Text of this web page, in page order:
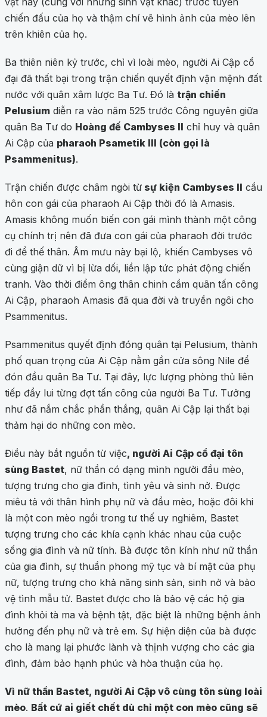
chiến đấu của họ và thậm chí vẽ hình ảnh của mèo lên
trên khiên của họ.
Ba thiên niên kỷ trước, chỉ vì loài mèo, người Ai Cập cổ
đại đã thất bại trong trận chiến quyết định vận mệnh đất
nước với quân xâm lược Ba Tư. Đó là trận chiến
Pelusium diễn ra vào năm 525 trước Công nguyên giữa
quân Ba Tư do Hoàng đế Cambyses II chỉ huy và quân
Ai Cập của pharaoh Psametik III (còn gọi là
Psammenitus).
Trận chiến được châm ngòi từ sự kiện Cambyses II cầu
hôn con gái của pharaoh Ai Cập thời đó là Amasis.
Amasis không muốn biến con gái mình thành một công
cụ chính trị nên đã đưa con gái của pharaoh đời trước
đi để thế thân. Âm mưu này bại lộ, khiến Cambyses vô
cùng giận dữ vì bị lừa dối, liền lập tức phát động chiến
tranh. Vào thời điểm ông thân chinh cầm quân tấn công
Ai Cập, pharaoh Amasis đã qua đời và truyền ngôi cho
Psammenitus.
Psammenitus quyết định đóng quân tại Pelusium, thành
phố quan trọng của Ai Cập nằm gần cửa sông Nile để
đón đầu quân Ba Tư. Tại đây, lực lượng phòng thủ liên
tiếp đẩy lui từng đợt tấn công của người Ba Tư. Tưởng
như đã nắm chắc phần thắng, quân Ai Cập lại thất bại
thảm hại do những con mèo.
Điều này bắt nguồn từ việc, người Ai Cập cổ đại tôn
sùng Bastet, nữ thần có dạng mình người đầu mèo,
tượng trưng cho gia đình, tình yêu và sinh nở. Được
miêu tả với thân hình phụ nữ và đầu mèo, hoặc đôi khi
là một con mèo ngồi trong tư thế uy nghiêm, Bastet
tượng trưng cho các khía cạnh khác nhau của cuộc
sống gia đình và nữ tính. Bà được tôn kính như nữ thần
của gia đình, sự thuần phong mỹ tục và bí mật của phụ
nữ, tượng trưng cho khả năng sinh sản, sinh nở và bảo
vệ tình mẫu tử. Bastet được cho là bảo vệ các hộ gia
đình khỏi tà ma và bệnh tật, đặc biệt là những bệnh ảnh
hưởng đến phụ nữ và trẻ em. Sự hiện diện của bà được
cho là mang lại phước lành và thịnh vượng cho các gia
đình, đảm bảo hạnh phúc và hòa thuận của họ.
Vì nữ thần Bastet, người Ai Cập vô cùng tôn sùng loài
mèo. Bất cứ ai giết chết dù chỉ một con mèo cũng sẽ